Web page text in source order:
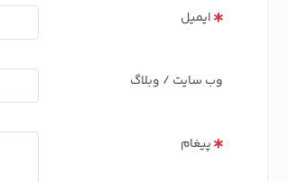
ایمیل
وب سایت / وبلاگ
پیغام